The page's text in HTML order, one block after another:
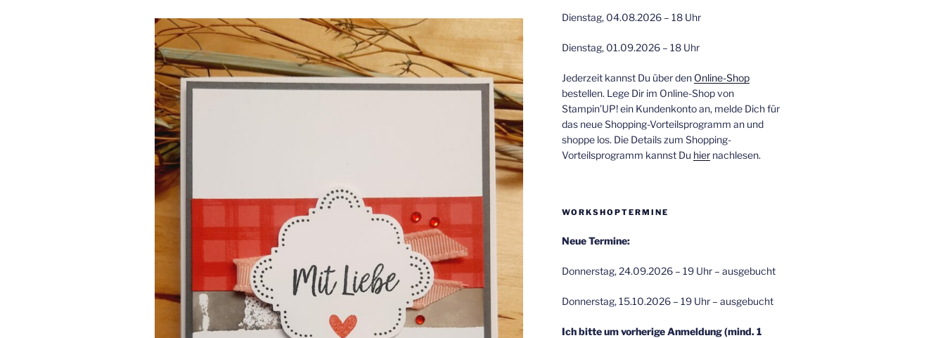
Dienstag, 04.08.2026 – 18 Uhr
Dienstag, 01.09.2026 – 18 Uhr
Jederzeit kannst Du über den Online-Shop
bestellen. Lege Dir im Online-Shop von
Stampin’UP! ein Kundenkonto an, melde Dich für
das neue Shopping-Vorteilsprogramm an und
shoppe los. Die Details zum Shopping-
Vorteilsprogramm kannst Du hiernachlesen.
WORKSHOPTERMINE
Neue Termine:
Donnerstag, 24.09.2026 – 19 Uhr – ausgebucht
Donnerstag, 15.10.2026 – 19 Uhr – ausgebucht
Ich bitte um vorherige Anmeldung (mind. 1